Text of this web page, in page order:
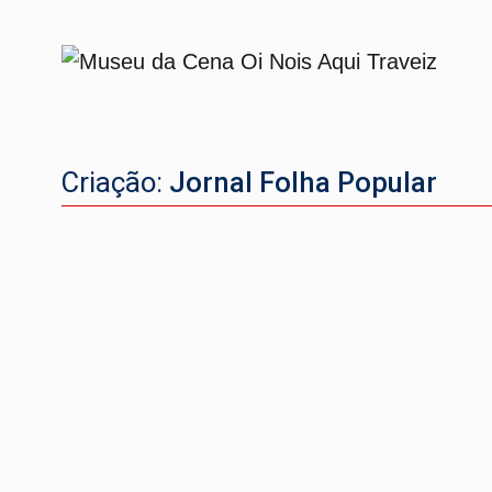
Criação: Jornal Folha Popular